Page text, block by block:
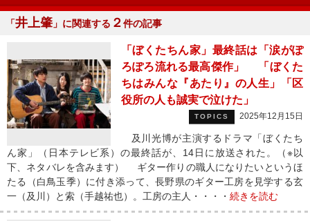
「井上肇 」に関連する ２件の記事
「ぼくたちん家」最終話は「涙がぽ
ろぽろ流れる最高傑作」 「ぼくた
ちはみんな『あたり』の人生」「区
役所の人も誠実で泣けた」
TOPICS 2025年12月15日
及川光博が主演するドラマ「ぼくたち
ん家」（日本テレビ系）の最終話が、14日に放送された。（※以
下、ネタバレを含みます） ギター作りの職人になりたいというほ
たる（白鳥玉季）に付き添って、長野県のギター工房を見学する玄
一（及川）と索（手越祐也）。工房の主人・・・・ 続きを読む